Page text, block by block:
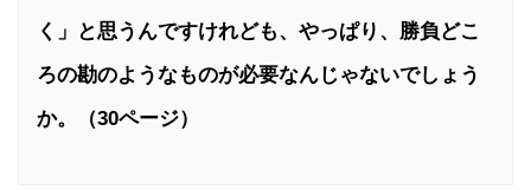
く」と思うんですけれども、やっぱり、勝負どこ
ろの勘のようなものが必要なんじゃないでしょう
か。（30ページ）